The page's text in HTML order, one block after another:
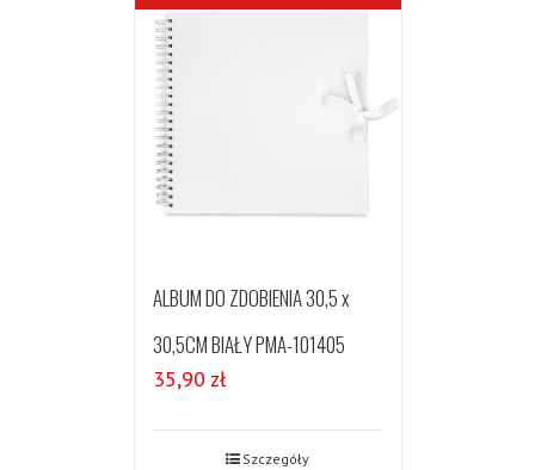
ALBUM DO ZDOBIENIA 30,5 x
30,5CM BIAŁY PMA-101405
35,90 zł
Szczegóły